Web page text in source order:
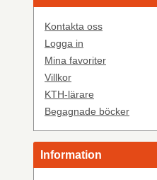
Kontakta oss
Logga in
Mina favoriter
Villkor
KTH-lärare
Begagnade böcker
Information